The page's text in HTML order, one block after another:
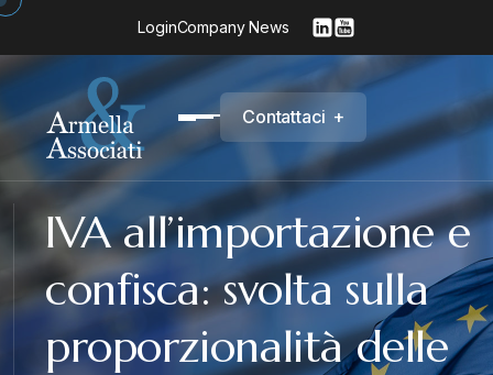
LoginCompany News
Contattaci +
IVA all’importazione e
confisca: svolta sulla
proporzionalità delle